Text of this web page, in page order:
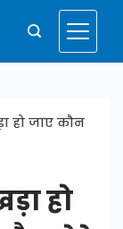
हो जाए कौन
हो